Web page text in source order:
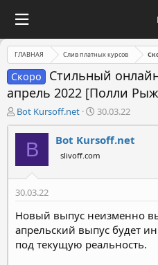
ГЛАВНАЯ Слив платных курсов
Скоро
Стильный
апрель 2022 [Полли
А
в
т
м
ы
Bot Kursoff.net
Д
а
т
а
н
а
а
30.03.22
B Bot Kursoff.net
slivoff.com
30.03.22
Новый выпус неизменно
апрельский выпус будет
под текущую реальность.